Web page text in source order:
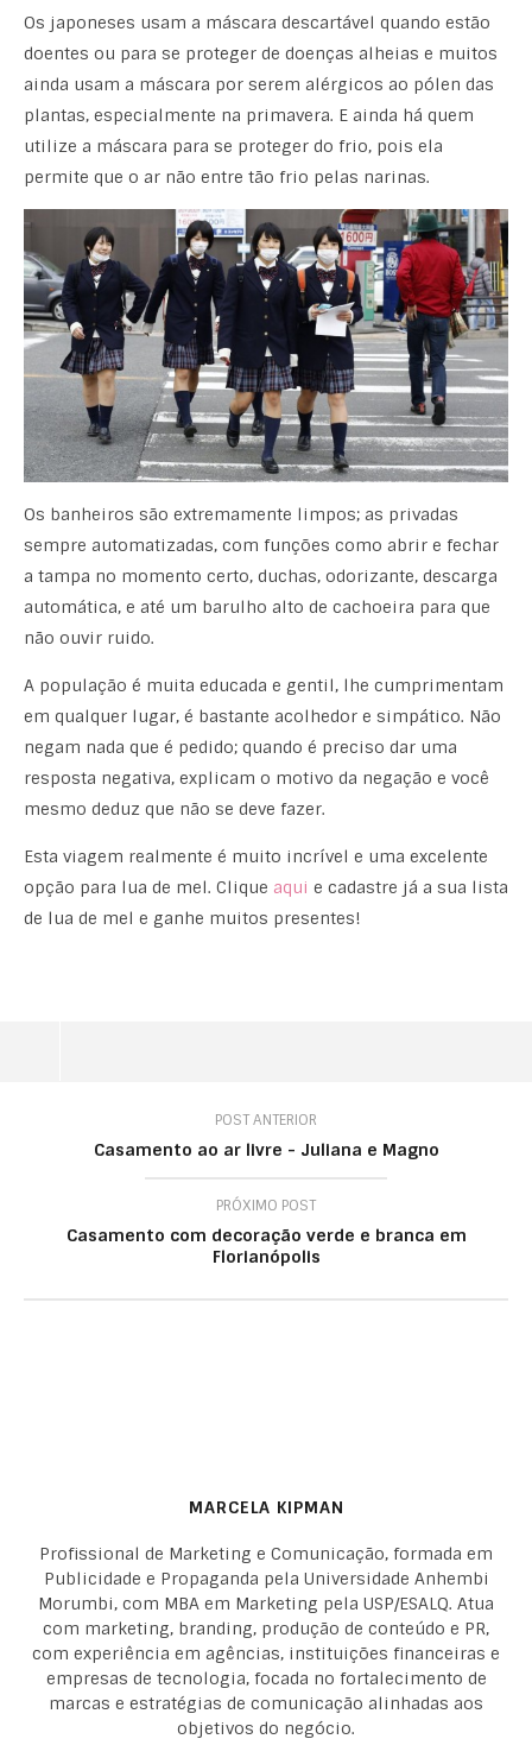
Os japoneses usam a máscara descartável quando estão
doentes ou para se proteger de doenças alheias e muitos
ainda usam a máscara por serem alérgicos ao pólen das
plantas, especialmente na primavera. E ainda há quem
utilize a máscara para se proteger do frio, pois ela
permite que o ar não entre tão frio pelas narinas.
Os banheiros são extremamente limpos; as privadas
sempre automatizadas, com funções como abrir e fechar
a tampa no momento certo, duchas, odorizante, descarga
automática, e até um barulho alto de cachoeira para que
não ouvir ruido.
A população é muita educada e gentil, lhe cumprimentam
em qualquer lugar, é bastante acolhedor e simpático. Não
negam nada que é pedido; quando é preciso dar uma
resposta negativa, explicam o motivo da negação e você
mesmo deduz que não se deve fazer.
Esta viagem realmente é muito incrível e uma excelente
opção para lua de mel. Clique aqui e cadastre já a sua lista
de lua de mel e ganhe muitos presentes!
POST ANTERIOR
Casamento ao ar livre - Juliana e Magno
PRÓXIMO POST
Casamento com decoração verde e branca em
Florianópolis
MARCELA KIPMAN
Profissional de Marketing e Comunicação, formada em
Publicidade e Propaganda pela Universidade Anhembi
Morumbi, com MBA em Marketing pela USP/ESALQ. Atua
com marketing, branding, produção de conteúdo e PR,
com experiência em agências, instituições financeiras e
empresas de tecnologia, focada no fortalecimento de
marcas e estratégias de comunicação alinhadas aos
objetivos do negócio.